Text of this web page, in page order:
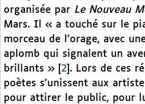
organisée par Le Nouveau
Mars. Il « a touché sur le
morceau de l’orage, avec
aplomb qui signalent un
brillants »
2 . Lors de ces
poètes s’unissent aux
pour attirer le public, pour